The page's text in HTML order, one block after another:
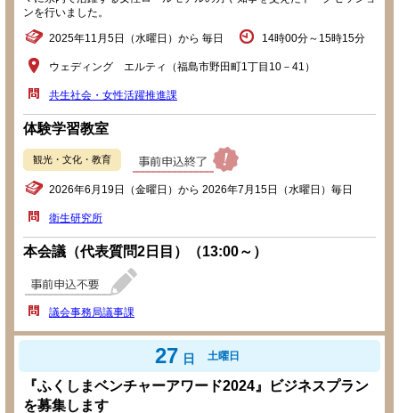
ンを行いました。
2025年11月5日（水曜日）から 毎日 14時00分～15時15分
ウェディング エルティ（福島市野田町1丁目10－41）
共生社会・女性活躍推進課
体験学習教室
観光・文化・教育
2026年6月19日（金曜日）から 2026年7月15日（水曜日）毎日
衛生研究所
本会議（代表質問2日目）（13:00～）
議会事務局議事課
27 日 土曜日
『ふくしまベンチャーアワード2024』ビジネスプラン
を募集します